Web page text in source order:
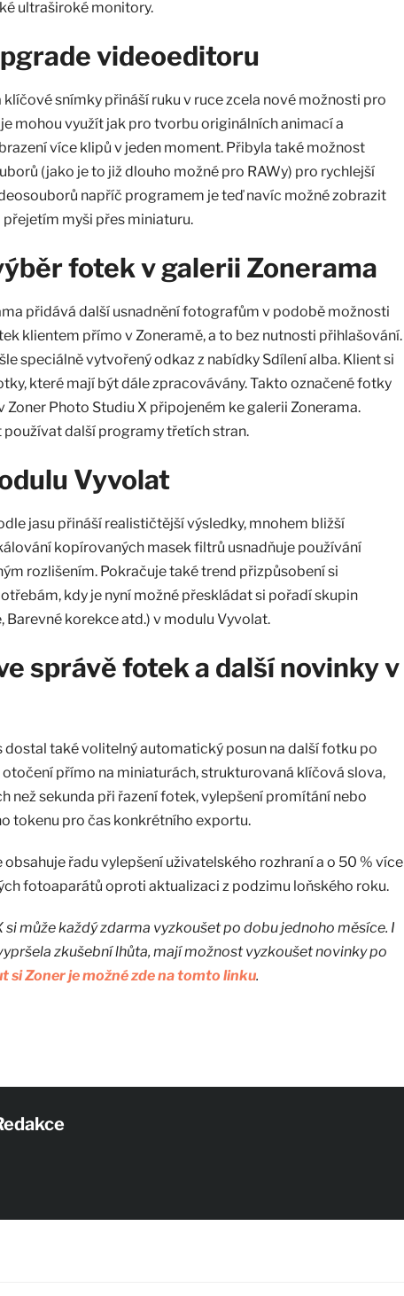
ultraširoké monitory.
videoeditoru
snímky přináší ruku v ruce zcela nové možnosti pro
mohou využít jak pro tvorbu originálních animací a
více klipů v jeden moment. Přibyla také možnost
(jako je to již dlouho možné pro RAWy) pro rychlejší
napříč programem je teď navíc možné zobrazit
myši přes miniaturu.
fotek v galerii Zonerama
přidává další usnadnění fotografům v podobě možnosti
klientem přímo v Zoneramě, a to bez nutnosti přihlašování.
speciálně vytvořený odkaz z nabídky Sdílení alba. Klient si
které mají být dále zpracovávány. Takto označené fotky
Photo Studiu X připojeném ke galerii Zonerama.
používat další programy třetích stran.
Vyvolat
jasu přináší realističtější výsledky, mnohem bližší
kopírovaných masek filtrů usnadňuje používání
rozlišením. Pokračuje také trend přizpůsobení si
kdy je nyní možné přeskládat si pořadí skupin
Barevné korekce atd.) v modulu Vyvolat.
správě fotek a další novinky v
dostal také volitelný automatický posun na další fotku po
přímo na miniaturách, strukturovaná klíčová slova,
než sekunda při řazení fotek, vylepšení promítání nebo
tokenu pro čas konkrétního exportu.
obsahuje řadu vylepšení uživatelského rozhraní a o 50 % více
fotoaparátů oproti aktualizaci z podzimu loňského roku.
si může každý zdarma vyzkoušet po dobu jednoho měsíce. I
zkušební lhůta, mají možnost vyzkoušet novinky po
si Zoner je možné zde na tomto linku.